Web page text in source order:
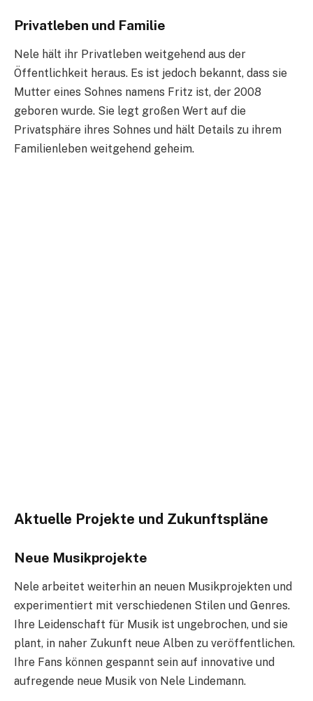
Privatleben und Familie
Nele hält ihr Privatleben weitgehend aus der
Öffentlichkeit heraus. Es ist jedoch bekannt, dass sie
Mutter eines Sohnes namens Fritz ist, der 2008
geboren wurde. Sie legt großen Wert auf die
Privatsphäre ihres Sohnes und hält Details zu ihrem
Familienleben weitgehend geheim.
Aktuelle Projekte und Zukunftspläne
Neue Musikprojekte
Nele arbeitet weiterhin an neuen Musikprojekten und
experimentiert mit verschiedenen Stilen und Genres.
Ihre Leidenschaft für Musik ist ungebrochen, und sie
plant, in naher Zukunft neue Alben zu veröffentlichen.
Ihre Fans können gespannt sein auf innovative und
aufregende neue Musik von Nele Lindemann.